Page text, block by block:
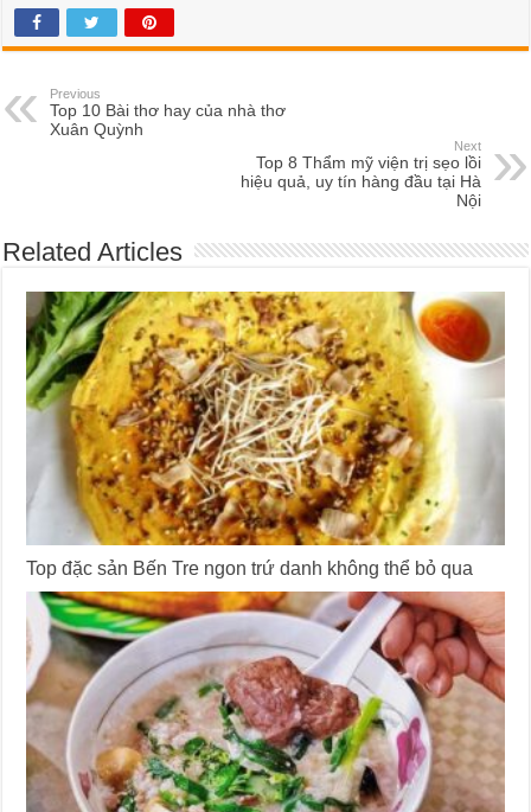
Previous
Top 10 Bài thơ hay của nhà thơ
Xuân Quỳnh
Next
Top 8 Thẩm mỹ viện trị sẹo lồi
hiệu quả, uy tín hàng đầu tại Hà
Nội
Related Articles
Top đặc sản Bến Tre ngon trứ danh không thể bỏ qua